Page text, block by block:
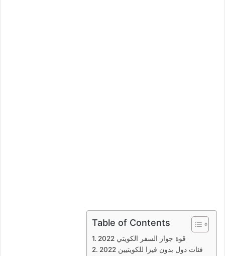
Table of Contents
قوة جواز السفر الكويتي 2022
فئات دول بدون فيزا للكويتيين 2022